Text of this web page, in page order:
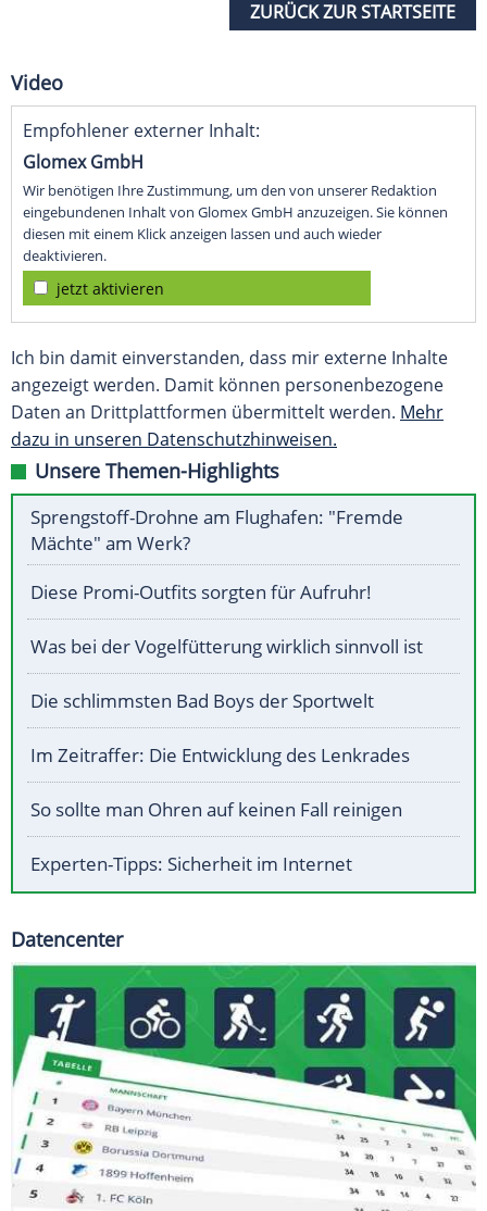
ZURÜCK ZUR STARTSEITE
Video
Empfohlener externer Inhalt:
Glomex GmbH
Wir benötigen Ihre Zustimmung, um den von unserer Redaktion
eingebundenen Inhalt von Glomex GmbH anzuzeigen. Sie können
diesen mit einem Klick anzeigen lassen und auch wieder
deaktivieren.
jetzt aktivieren
Ich bin damit einverstanden, dass mir externe Inhalte
angezeigt werden. Damit können personenbezogene
Daten an Drittplattformen übermittelt werden. Mehr
dazu in unseren Datenschutzhinweisen.
Unsere Themen-Highlights
Sprengstoff-Drohne am Flughafen: "Fremde
Mächte" am Werk?
Diese Promi-Outfits sorgten für Aufruhr!
Was bei der Vogelfütterung wirklich sinnvoll ist
Die schlimmsten Bad Boys der Sportwelt
Im Zeitraffer: Die Entwicklung des Lenkrades
So sollte man Ohren auf keinen Fall reinigen
Experten-Tipps: Sicherheit im Internet
Datencenter